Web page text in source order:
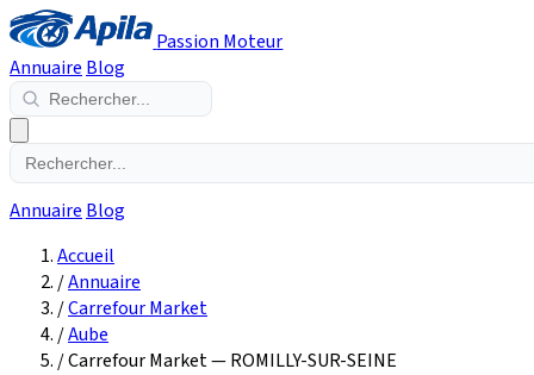
Passion Moteur
Annuaire Blog
Annuaire Blog
Accueil
/Annuaire
/Carrefour Market
/Aube
/Carrefour Market — ROMILLY-SUR-SEINE